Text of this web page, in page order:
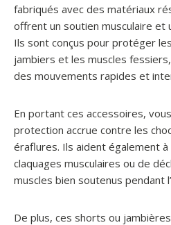
fabriqués avec des matériaux
offrent un soutien musculaire et
Ils sont conçus pour protéger
jambiers et les muscles
des mouvements rapides et
En portant ces accessoires,
protection accrue contre les
éraflures. Ils aident également
claquages musculaires ou de
muscles bien soutenus pendant
De plus, ces shorts ou